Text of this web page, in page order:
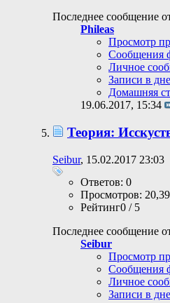
Последнее сообщение
Phileas
Просмотр
Сообщения
Личное
Записи в
Домашняя
19.06.2017, 15:34
Теория:
Seibur, 15.02.2017 23:03
Ответов: 0
Просмотров:
Рейтинг0 / 5
Последнее сообщение
Seibur
Просмотр
Сообщения
Личное
Записи в